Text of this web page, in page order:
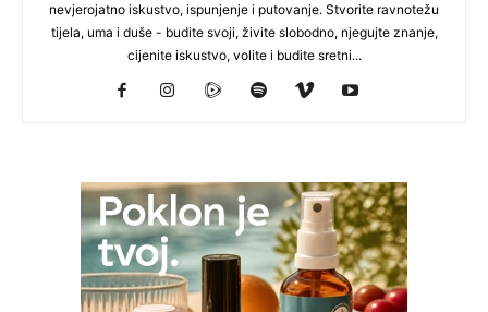
nevjerojatno iskustvo, ispunjenje i putovanje. Stvorite ravnotežu
tijela, uma i duše - budite svoji, živite slobodno, njegujte znanje,
cijenite iskustvo, volite i budite sretni...